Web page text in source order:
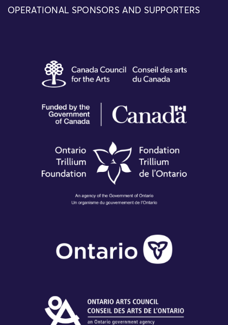
OPERATIONAL SPONSORS AND SUPPORTERS